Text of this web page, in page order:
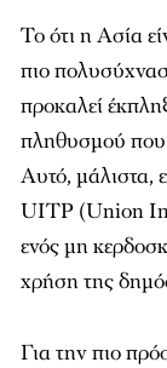
Το ότι η Ασία
πιο
προκαλεί
πληθυσμού που
Αυτό, μάλιστα,
UITP (Union
ενός μη
χρήση της
Για την πιο